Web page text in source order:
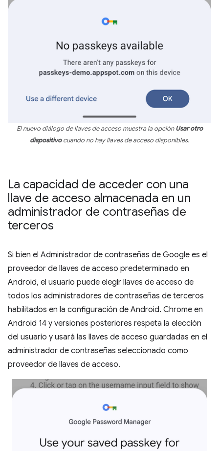
El nuevo diálogo de llaves de acceso muestra la opciónUsar otro
dispositivocuando no hay llaves de acceso disponibles.
La capacidad de acceder con una
llave de acceso almacenada en un
administrador de contraseñas de
terceros
Si bien el Administrador de contraseñas de Google es el
proveedor de llaves de acceso predeterminado en
Android, el usuario puede elegir llaves de acceso de
todos los administradores de contraseñas de terceros
habilitados en la configuración de Android. Chrome en
Android 14 y versiones posteriores respeta la elección
del usuario y usará las llaves de acceso guardadas en el
administrador de contraseñas seleccionado como
proveedor de llaves de acceso.